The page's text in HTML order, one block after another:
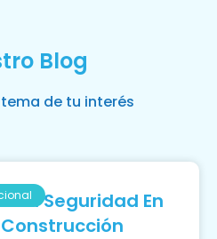
Blog
tema de tu interés
La Seguridad En